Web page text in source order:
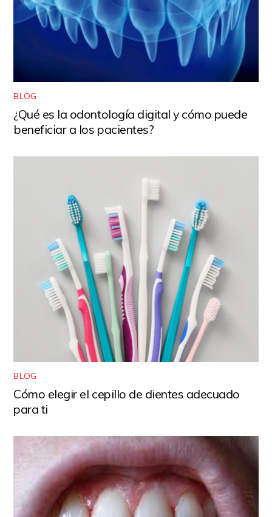
BLOG
¿Qué es la odontología digital y cómo puede
beneficiar a los pacientes?
BLOG
Cómo elegir el cepillo de dientes adecuado
para ti